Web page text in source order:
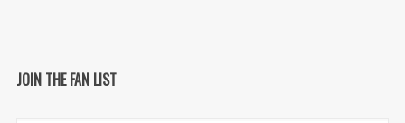
JOIN THE FAN LIST